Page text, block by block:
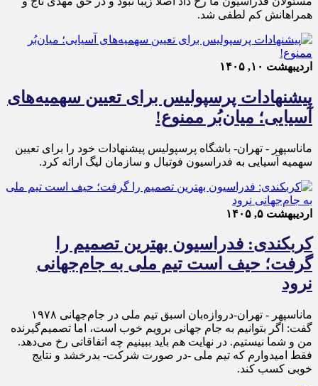
همراهانش کم لطفی شد.
اردیبهشت ۱۰, ۱۴۰۵
پیشنهادات پرسپولیس برای تعیین سهمیه‌های
آسیایی؛ میان‌بُر ممنوع!
ماناسپهر - تهران- باشگاه پرسپولیس پیشنهادات خود را برای تعیین
سهمیه‌ آسیایی به فدراسیون فوتبال و سازمان لیگ ارائه کرد.
اردیبهشت ۵, ۱۴۰۵
کربکندی: فدراسیون بهترین تصمیم را
گرفت؛ حیف است تیم ملی به جام‌جهانی
نرود
ماناسپهر - تهران-دروازه‌بان اسبق تیم ملی در جام‌جهانی ۱۹۷۸
گفت: اگر بتوانیم به جام جهانی برویم خوب است، اما تصمیم‌گیرنده
من و شما نیستیم. در نهایت هم باید ببینیم چه اتفاقاتی رخ می‌دهد.
فقط امیدوارم که تیم ملی -در صورت شرکت- بدرخشد و نتایج
خوبی کسب کند.